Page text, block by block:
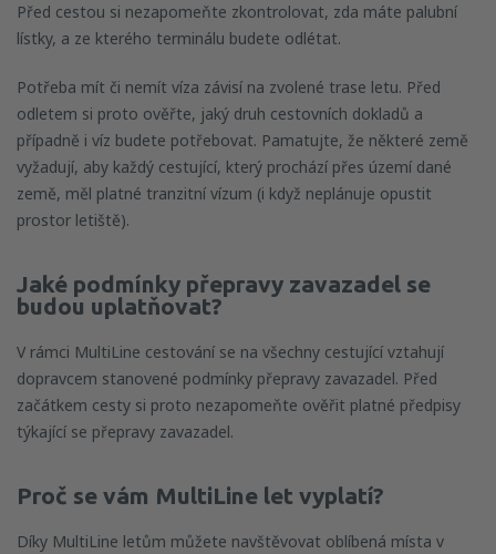
Před cestou si nezapomeňte zkontrolovat, zda máte palubní
lístky, a ze kterého terminálu budete odlétat.
Potřeba mít či nemít víza závisí na zvolené trase letu. Před
odletem si proto ověřte, jaký druh cestovních dokladů a
případně i víz budete potřebovat. Pamatujte, že některé země
vyžadují, aby každý cestující, který prochází přes území dané
země, měl platné tranzitní vízum (i když neplánuje opustit
prostor letiště).
Jaké podmínky přepravy zavazadel se
budou uplatňovat?
V rámci MultiLine cestování se na všechny cestující vztahují
dopravcem stanovené podmínky přepravy zavazadel. Před
začátkem cesty si proto nezapomeňte ověřit platné předpisy
týkající se přepravy zavazadel.
Proč se vám MultiLine let vyplatí?
Díky MultiLine letům můžete navštěvovat oblíbená místa v